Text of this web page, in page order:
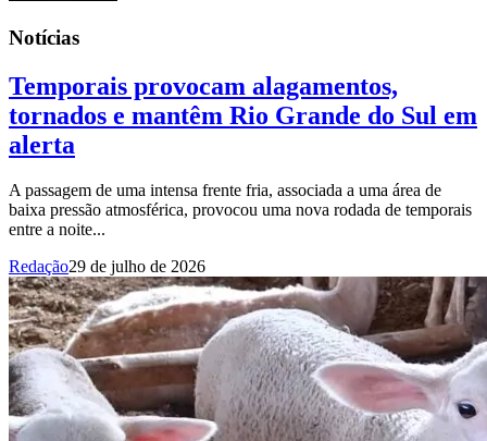
Notícias
Temporais provocam alagamentos,
tornados e mantêm Rio Grande do Sul em
alerta
A passagem de uma intensa frente fria, associada a uma área de
baixa pressão atmosférica, provocou uma nova rodada de temporais
entre a noite...
Redação29 de julho de 2026